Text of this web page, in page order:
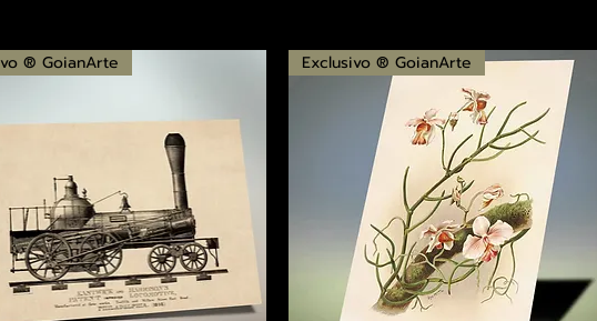
® GoianArte Exclusivo ® GoianArte